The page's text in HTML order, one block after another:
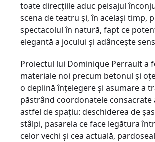
toate direcţiile aduc peisajul
scena de teatru şi, în acelaşi timp,
spectacolul în natură, fapt ce
elegantă a jocului şi adânceşte
Proiectul lui Dominique Perrault a
materiale noi precum betonul şi
o deplină înţelegere şi asumare a
păstrând coordonatele consacrate
astfel de spaţiu: deschiderea de
stâlpi, pasarela ce face legătura
celor vechi şi cea actuală,